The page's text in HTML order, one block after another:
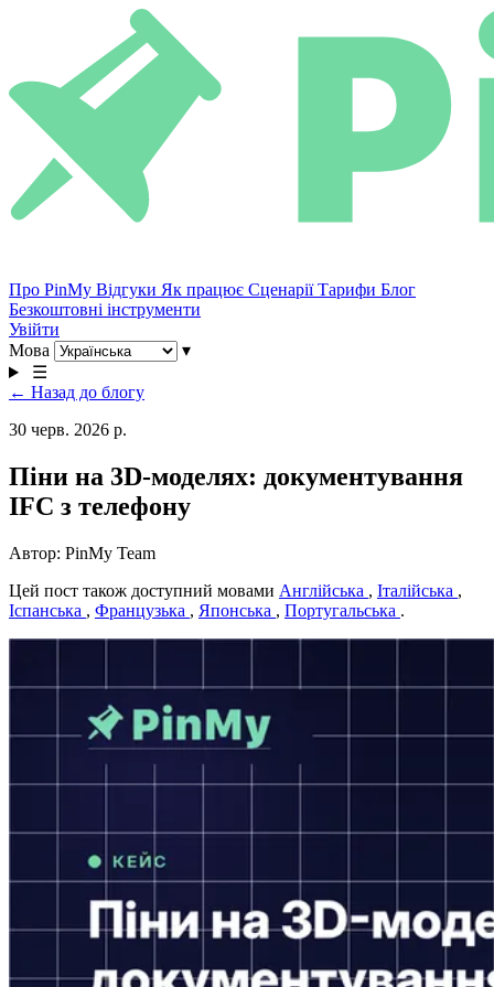
Про PinMy Відгуки Як працює СценаріїТарифи Блог
Безкоштовні інструменти
Увійти
Мова
▾
☰
← Назад до блогу
30 черв. 2026 р.
Піни на 3D-моделях: документування
IFC з телефону
Автор: PinMy Team
Цей пост також доступний мовами Англійська , Італійська ,
Іспанська , Французька , Японська , Португальська .